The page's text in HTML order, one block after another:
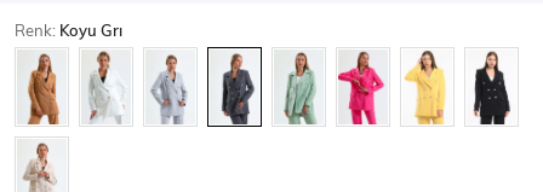
Body Atlet Crop & Büstiyer
SPOR GİYİM
Renk: Koyu Grı